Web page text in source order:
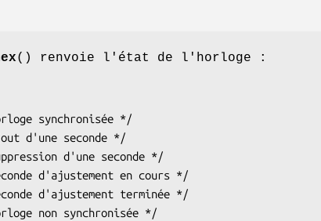
() renvoie l'état de l'horloge :
synchronisée */
d'une seconde */
d'une seconde */
d'ajustement en cours */
d'ajustement terminée */
non synchronisée */